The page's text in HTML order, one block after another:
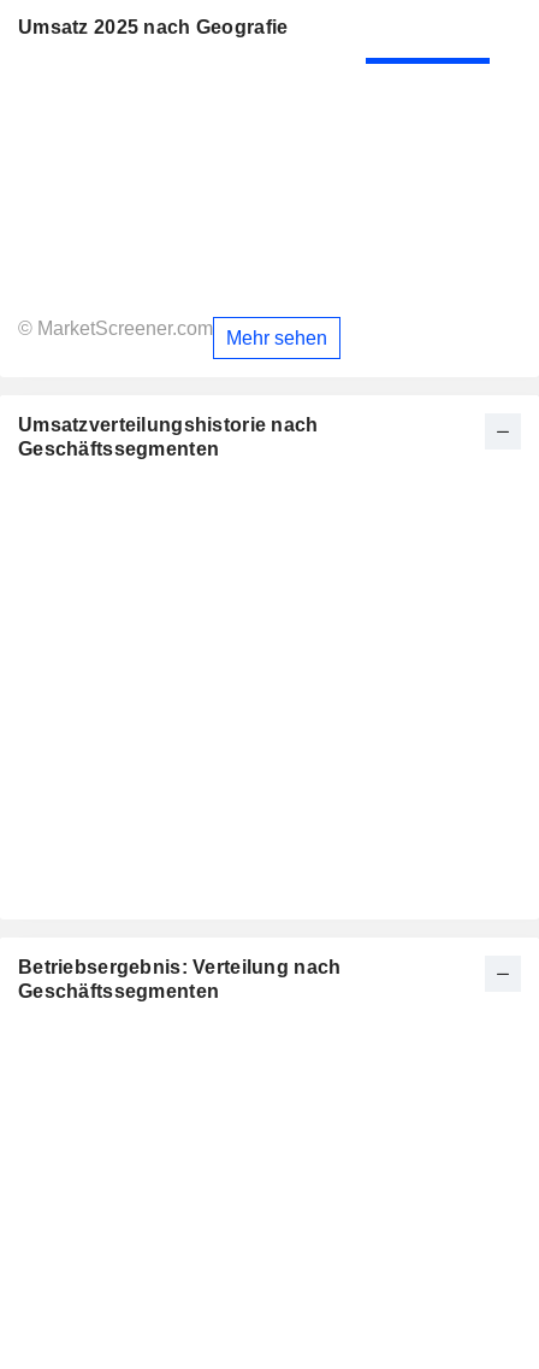
Umsatz 2025 nach Geografie
© MarketScreener.com Mehr sehen
Umsatzverteilungshistorie nach
Geschäftssegmenten
Betriebsergebnis: Verteilung nach
Geschäftssegmenten